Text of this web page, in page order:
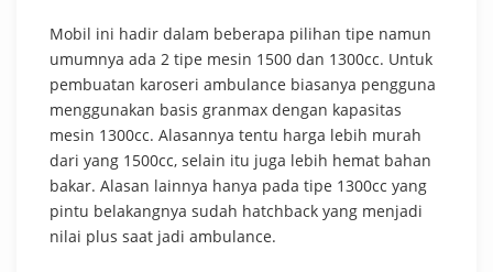
Mobil ini hadir dalam beberapa pilihan tipe namun
umumnya ada 2 tipe mesin 1500 dan 1300cc. Untuk
pembuatan karoseri ambulance biasanya pengguna
menggunakan basis granmax dengan kapasitas
mesin 1300cc. Alasannya tentu harga lebih murah
dari yang 1500cc, selain itu juga lebih hemat bahan
bakar. Alasan lainnya hanya pada tipe 1300cc yang
pintu belakangnya sudah hatchback yang menjadi
nilai plus saat jadi ambulance.